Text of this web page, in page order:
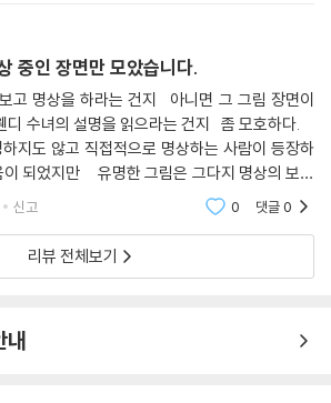
서 기쁨이 일 때도 있다. 르동은 이 바닷조개를
깨달았던 것일까. 빛도 없고 찾아줄 이도 없는 바
기이한 아름다움으로 빛난다. 르동이 상상 속에
모른다. 하지만 그렇게 사물을 보는 방식은 사실
데 효과적이다. 이 신비롭고 아름다운 자연의 솜
함을 알려준다.
중인 장면만 모았습니다.
라는 건지 아니면 그 그림 장면이
의 설명을 읽으라는 건지 좀 모호하다.
지도 않고 직접적으로 명상하는 사람이 등장하
은 그다지 명상의 보조
신고 0 댓글0
리뷰 전체보기